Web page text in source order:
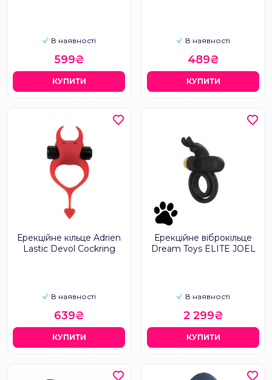
В наявності
599₴
КУПИТИ
В наявності
489₴
КУПИТИ
Ерекційне кільце Adrien
Lastic Devol Cockring
В наявності
639₴
КУПИТИ
Ерекційне віброкільце
Dream Toys ELITE JOEL
В наявності
2 299₴
КУПИТИ